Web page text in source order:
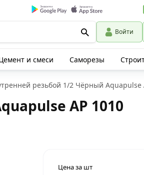
Войти
и смеси Саморезы
резьбой 1/2 Чёрный Aquapulse
AP 1010
Цена за шт